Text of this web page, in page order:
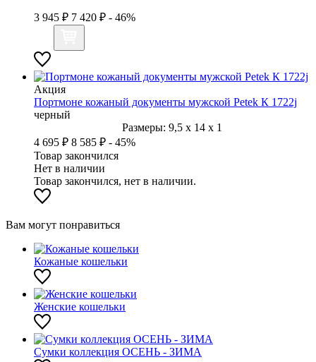
3 945 ₽ 7 420 ₽ - 46%
Акция
Портмоне кожаный документы мужской Petek К 1722j
черный
Размеры: 9,5 x 14 x 1
4 695 ₽ 8 585 ₽ - 45%
Товар закончился
Нет в наличии
Товар закончился, нет в наличии.
Вам могут понравиться
Кожаные кошельки
Женские кошельки
Сумки коллекция ОСЕНЬ - ЗИМА